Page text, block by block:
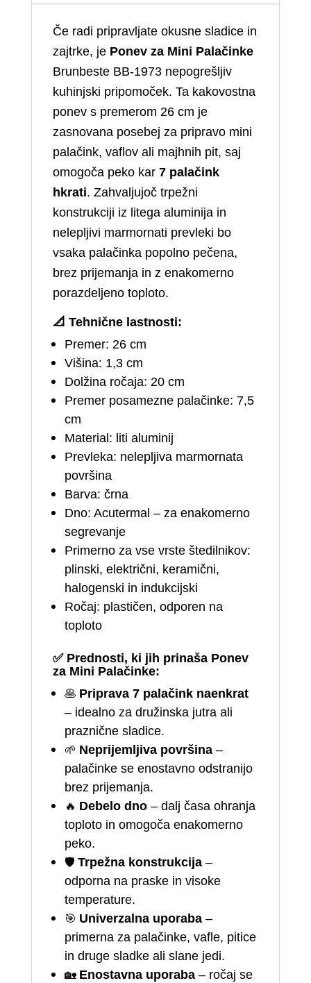
Če radi pripravljate okusne sladice in
zajtrke, je Ponev za Mini Palačinke
Brunbeste BB-1973 nepogrešljiv
kuhinjski pripomoček. Ta kakovostna
ponev s premerom 26 cm je
zasnovana posebej za pripravo mini
palačink, vaflov ali majhnih pit, saj
omogoča peko kar 7 palačink
hkrati. Zahvaljujoč trpežni
konstrukciji iz litega aluminija in
nelepljivi marmornati prevleki bo
vsaka palačinka popolno pečena,
brez prijemanja in z enakomerno
porazdeljeno toploto.
📐 Tehnične lastnosti:
Premer: 26 cm
Višina: 1,3 cm
Dolžina ročaja: 20 cm
Premer posamezne palačinke: 7,5
cm
Material: liti aluminij
Prevleka: nelepljiva marmornata
površina
Barva: črna
Dno: Acutermal – za enakomerno
segrevanje
Primerno za vse vrste štedilnikov:
plinski, električni, keramični,
halogenski in indukcijski
Ročaj: plastičen, odporen na
toploto
✅ Prednosti, ki jih prinaša Ponev
za Mini Palačinke:
🥞 Priprava 7 palačink naenkrat
– idealno za družinska jutra ali
praznične sladice.
🌱 Neprijemljiva površina–
palačinke se enostavno odstranijo
brez prijemanja.
🔥 Debelo dno– dalj časa ohranja
toploto in omogoča enakomerno
peko.
🛡️ Trpežna konstrukcija–
odporna na praske in visoke
temperature.
🎯 Univerzalna uporaba–
primerna za palačinke, vafle, pitice
in druge sladke ali slane jedi.
🏡 Enostavna uporaba– ročaj se